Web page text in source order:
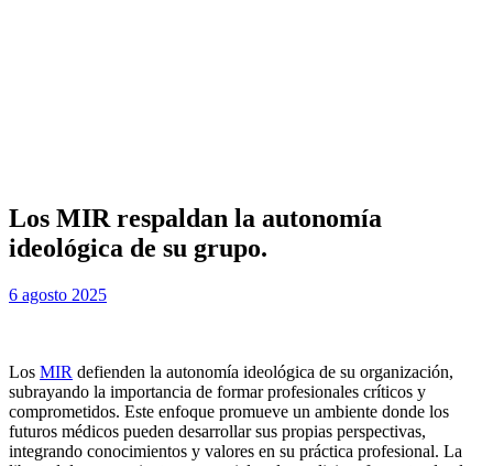
Los MIR respaldan la autonomía
ideológica de su grupo.
porExamen MIR
Publicada
6 agosto 2025
Los MIR defienden la autonomía ideológica de su organización,
subrayando la importancia de formar profesionales críticos y
comprometidos. Este enfoque promueve un ambiente donde los
futuros médicos pueden desarrollar sus propias perspectivas,
integrando conocimientos y valores en su práctica profesional. La